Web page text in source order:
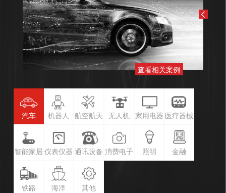
查看相关案例
汽车 机器人 航空航天 无人机 家用电器 医疗器械
智能家居 仪表仪器 通讯设备 消费电子 照明 金融
铁路 海洋 其他